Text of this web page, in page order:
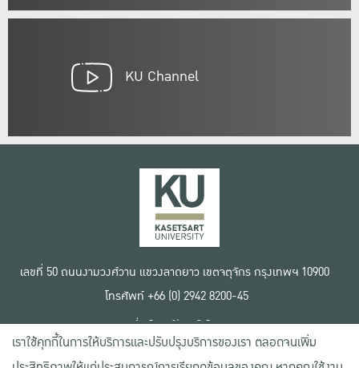
KU Channel
เลขที่ 50 ถนนงามวงศ์วาน แขวงลาดยาว เขตจตุจักร กรุงเทพฯ 10900
โทรศัพท์ +66 (0) 2942 8200-45
เงื่อนไขการใช้งานเว็บไซต์
ข้อตกลงด้านสิทธิ์ใช้งาน
นโยบายความเป็นส่วนตัว
เราใช้คุกกี้ในการให้บริการและปรับปรุงบริการของเรา ตลอดจนเพิ่ม